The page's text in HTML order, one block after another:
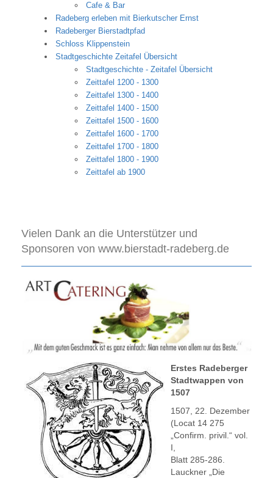
Cafe & Bar
Radeberg erleben mit Bierkutscher Ernst
Radeberger Bierstadtpfad
Schloss Klippenstein
Stadtgeschichte Zeitafel Übersicht
Stadtgeschichte - Zeitafel Übersicht
Zeittafel 1200 - 1300
Zeittafel 1300 - 1400
Zeittafel 1400 - 1500
Zeittafel 1500 - 1600
Zeittafel 1600 - 1700
Zeittafel 1700 - 1800
Zeittafel 1800 - 1900
Zeittafel ab 1900
Vielen Dank an die Unterstützer und
Sponsoren von www.bierstadt-radeberg.de
Erstes Radeberger
Stadtwappen von
1507
1507, 22. Dezember
(Locat 14 275
„Confirm. privil.“ vol.
I,
Blatt 285-286.
Lauckner „Die